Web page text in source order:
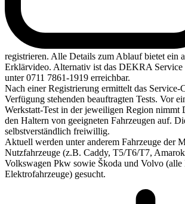
registrieren. Alle Details zum Ablauf bietet ein
Erklärvideo. Alternativ ist das DEKRA Service
unter 0711 7861-1919 erreichbar.
Nach einer Registrierung ermittelt das Service-
Verfügung stehenden beauftragten Tests. Vor
Werkstatt-Test in der jeweiligen Region
den Haltern von geeigneten Fahrzeugen auf.
selbstverständlich freiwillig.
Aktuell werden unter anderem Fahrzeuge der
Nutzfahrzeuge (z.B. Caddy, T5/T6/T7,
Volkswagen Pkw sowie Škoda und Volvo
Elektrofahrzeuge) gesucht.